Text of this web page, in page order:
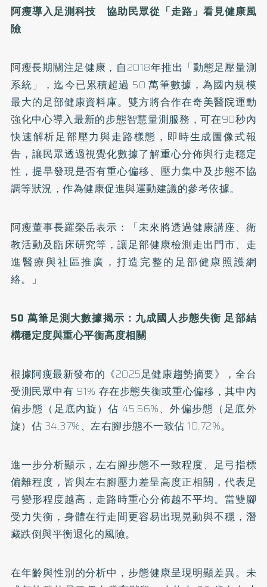
阿瘦導入足測科技 協助民眾從「走路」看見健康風
險
阿瘦長期關注足健康，自2018年推出「動態足壓量測
系統」，迄今已累積超過 50 萬筆數據，為國內規模
最大的足部健康資料庫。雙方將合作在奇美醫院運動
強化中心導入最新的步態智慧量測服務，可在90秒內
快速解析足部壓力與走路樣態，即時生成圖像式報
告，讓民眾透過視覺化數據了解重心分佈與行走穩定
性，提早發現是否有重心偏移、壓力集中及步態不協
調等狀況，作為健康促進與運動建議的參考依據。
阿瘦董事長羅榮岳表示：「未來將透過健康講座、衛
教活動及臨床研究等，讓足部健康檢測走出門市、走
進醫療與社區推廣，打造完整的足部健康照護網
絡。」
50 萬筆足測大數據揭示：九成國人步態失衡 足部結
構穩定度與重心平衡高度相關
根據阿瘦最新發布的《2025足健康趨勢摘要》，全台
受測民眾中有 91% 存在步態失衡或重心偏移，其中內
偏步態（足底內旋）佔 45.56%、外偏步態（足底外
旋）佔 34.37%、左右腳步態不一致佔 10.72%。
進一步分析顯示，左右腳步態不一致程度、足弓指標
偏離程度，皆與左右腳壓力差呈高度正相關，代表足
弓變形程度越高，走路時重心分佈越不平均。當雙腳
受力失衡，身體在行走間更容易出現晃動與不穩，潛
藏跌倒與平衡退化的風險。
在年齡與性別的分析中，步態健康呈現明顯差異。未